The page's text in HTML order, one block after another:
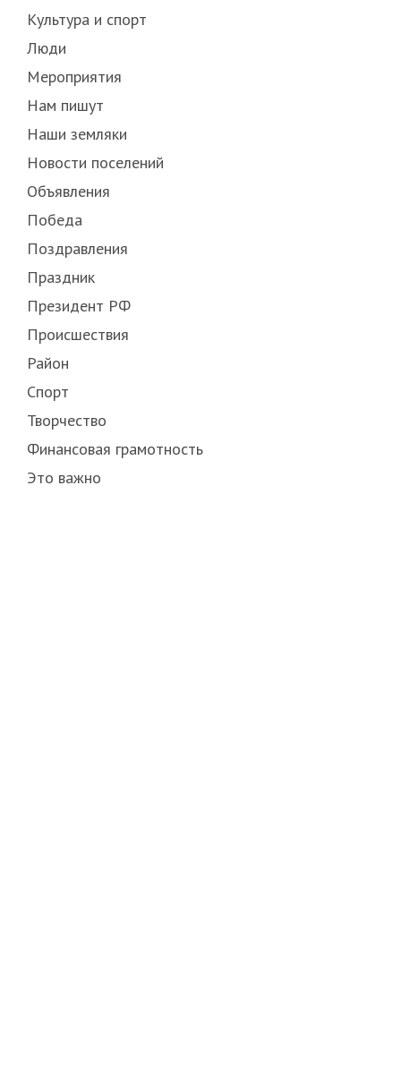
Культура и спорт
Люди
Мероприятия
Нам пишут
Наши земляки
Новости поселений
Объявления
Победа
Поздравления
Праздник
Президент РФ
Происшествия
Район
Спорт
Творчество
Финансовая грамотность
Это важно